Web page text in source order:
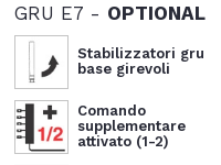
GRU E7 - OPTIONAL
Stabilizzatori gru
base girevoli
Comando
supplementare
attivato (1-2)